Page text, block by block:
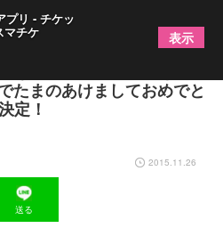
なんでおさるのもんきちが
たまのあけましておめでと
定！
2015.11.26
送る
プリ - チケッ
マチケ 表示